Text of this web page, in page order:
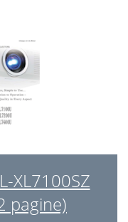
XL7100SZ
pagine)